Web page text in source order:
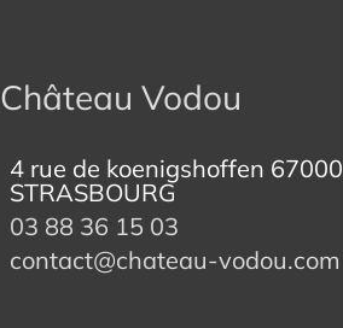
Château Vodou
4 rue de koenigshoffen 67000
STRASBOURG
03 88 36 15 03
contact@chateau-vodou.com